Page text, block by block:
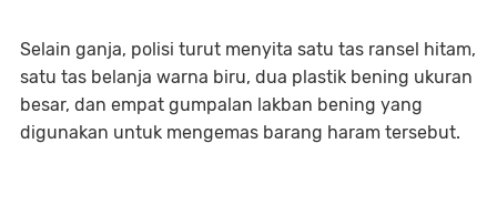
‎Selain ganja, polisi turut menyita satu tas ransel hitam,
satu tas belanja warna biru, dua plastik bening ukuran
besar, dan empat gumpalan lakban bening yang
digunakan untuk mengemas barang haram tersebut.